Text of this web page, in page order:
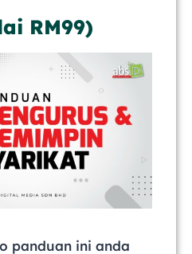
RM99)
panduan ini anda